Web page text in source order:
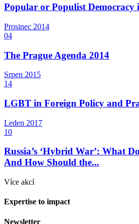
Popular or Populist Democracy
Prosinec 2014
04
The Prague Agenda 2014
Srpen 2015
14
LGBT in Foreign Policy and
Leden 2017
10
Russia’s ‘Hybrid War’: What
And How Should the...
Více akcí
Expertise to impact
Newsletter